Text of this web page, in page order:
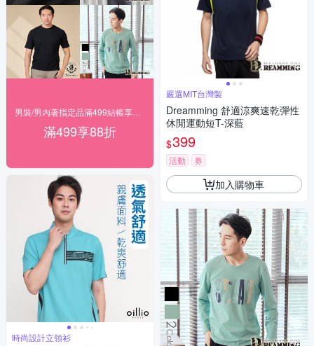
滿499享88折
時尚設計立領衫
嚴選MIT台灣製
Dreamming 舒適涼爽速乾彈性
休閒運動短T-深藍
$399
活動 券
加入購物車